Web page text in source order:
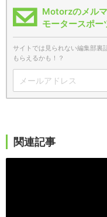
Motorzのメル
モータースポー
サイトでは見られない編集部裏
もらえるかも！？
関連記事